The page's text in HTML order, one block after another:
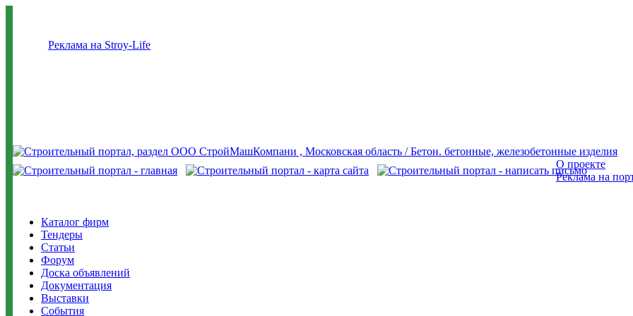
Реклама на Stroy-Life
О проекте
Реклама на
Каталог фирм
Тендеры
Статьи
Форум
Доска объявлений
Документация
Выставки
События